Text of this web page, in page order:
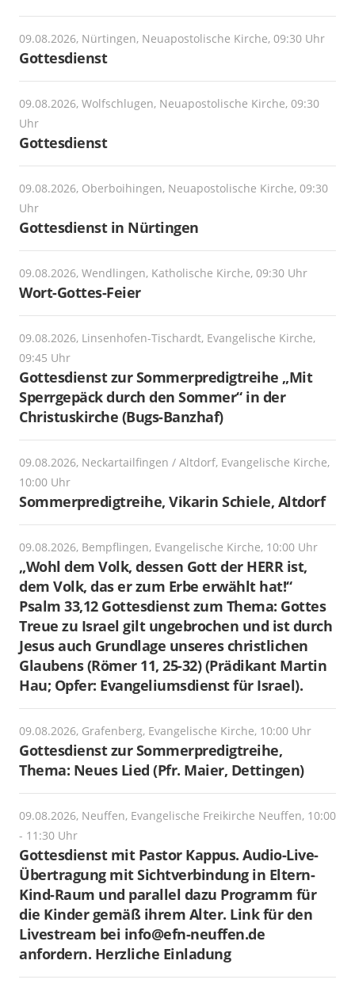
09.08.2026, Nürtingen, Neuapostolische Kirche, 09:30 Uhr
Gottesdienst
09.08.2026, Wolfschlugen, Neuapostolische Kirche, 09:30
Uhr
Gottesdienst
09.08.2026, Oberboihingen, Neuapostolische Kirche, 09:30
Uhr
Gottesdienst in Nürtingen
09.08.2026, Wendlingen, Katholische Kirche, 09:30 Uhr
Wort-Gottes-Feier
09.08.2026, Linsenhofen-Tischardt, Evangelische Kirche,
09:45 Uhr
Gottesdienst zur Sommerpredigtreihe „Mit
Sperrgepäck durch den Sommer“ in der
Christuskirche (Bugs-Banzhaf)
09.08.2026, Neckartailfingen / Altdorf, Evangelische Kirche,
10:00 Uhr
Sommerpredigtreihe, Vikarin Schiele, Altdorf
09.08.2026, Bempflingen, Evangelische Kirche, 10:00 Uhr
„Wohl dem Volk, dessen Gott der HERR ist,
dem Volk, das er zum Erbe erwählt hat!“
Psalm 33,12 Gottesdienst zum Thema: Gottes
Treue zu Israel gilt ungebrochen und ist durch
Jesus auch Grundlage unseres christlichen
Glaubens (Römer 11, 25-32) (Prädikant Martin
Hau; Opfer: Evangeliumsdienst für Israel).
09.08.2026, Grafenberg, Evangelische Kirche, 10:00 Uhr
Gottesdienst zur Sommerpredigtreihe,
Thema: Neues Lied (Pfr. Maier, Dettingen)
09.08.2026, Neuffen, Evangelische Freikirche Neuffen, 10:00
- 11:30 Uhr
Gottesdienst mit Pastor Kappus. Audio-Live-
Übertragung mit Sichtverbindung in Eltern-
Kind-Raum und parallel dazu Programm für
die Kinder gemäß ihrem Alter. Link für den
Livestream bei info@efn-neuffen.de
anfordern. Herzliche Einladung